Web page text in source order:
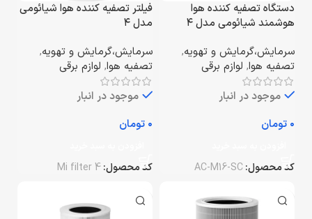
دستگاه تصفیه کننده هوا
هوشمند شیائومی مدل ۴
سرمایش،گرمایش و تهویه,
تصفیه هوا, لوازم برقی
موجود در انبار
تومان
کد محصول: AC-M16-SC
فیلتر تصفیه کننده هوا شیائومی
مدل ۴
سرمایش،گرمایش و تهویه,
تصفیه هوا, لوازم برقی
موجود در انبار
تومان
کد محصول:Mi filter 4